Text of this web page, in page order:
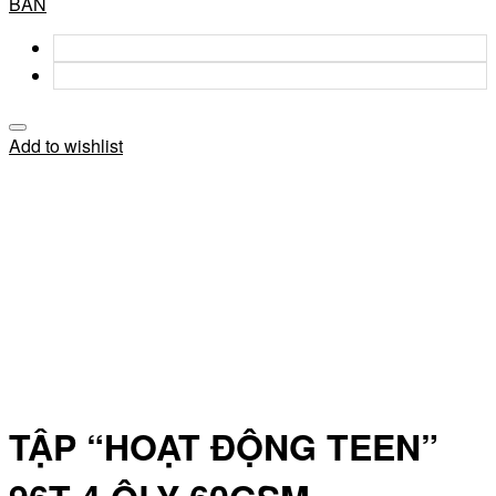
Add to wishlist
TẬP “HOẠT ĐỘNG TEEN”